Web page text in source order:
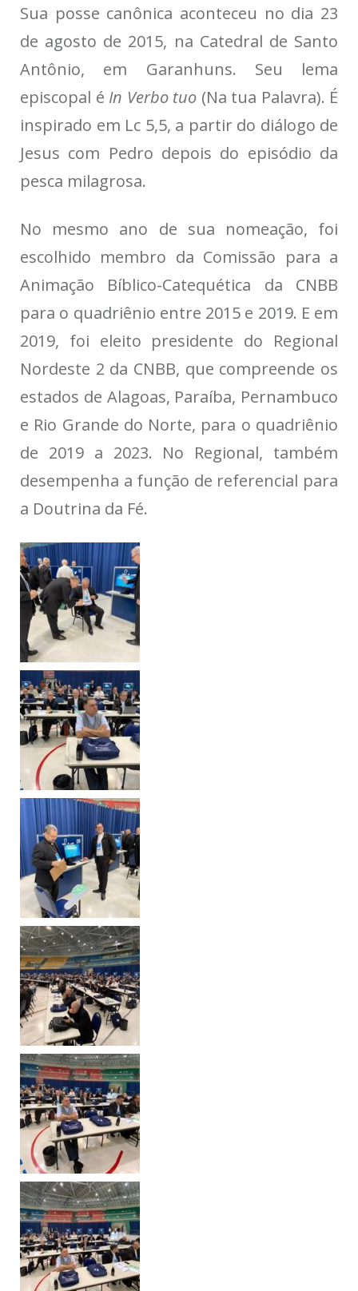
Sua posse canônica aconteceu no dia 23
de agosto de 2015, na Catedral de Santo
Antônio, em Garanhuns. Seu lema
episcopal é In Verbo tuo (Na tua Palavra). É
inspirado em Lc 5,5, a partir do diálogo de
Jesus com Pedro depois do episódio da
pesca milagrosa.
No mesmo ano de sua nomeação, foi
escolhido membro da Comissão para a
Animação Bíblico-Catequética da CNBB
para o quadriênio entre 2015 e 2019. E em
2019, foi eleito presidente do Regional
Nordeste 2 da CNBB, que compreende os
estados de Alagoas, Paraíba, Pernambuco
e Rio Grande do Norte, para o quadriênio
de 2019 a 2023. No Regional, também
desempenha a função de referencial para
a Doutrina da Fé.